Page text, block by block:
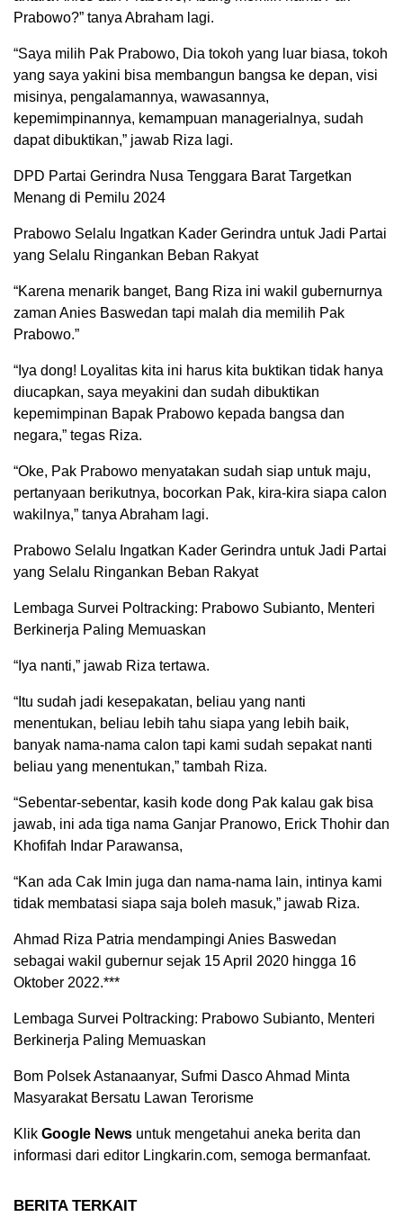
Prabowo?” tanya Abraham lagi.
“Saya milih Pak Prabowo, Dia tokoh yang luar biasa, tokoh
yang saya yakini bisa membangun bangsa ke depan, visi
misinya, pengalamannya, wawasannya,
kepemimpinannya, kemampuan managerialnya, sudah
dapat dibuktikan,” jawab Riza lagi.
DPD Partai Gerindra Nusa Tenggara Barat Targetkan
Menang di Pemilu 2024
Prabowo Selalu Ingatkan Kader Gerindra untuk Jadi Partai
yang Selalu Ringankan Beban Rakyat
“Karena menarik banget, Bang Riza ini wakil gubernurnya
zaman Anies Baswedan tapi malah dia memilih Pak
Prabowo.”
“Iya dong! Loyalitas kita ini harus kita buktikan tidak hanya
diucapkan, saya meyakini dan sudah dibuktikan
kepemimpinan Bapak Prabowo kepada bangsa dan
negara,” tegas Riza.
“Oke, Pak Prabowo menyatakan sudah siap untuk maju,
pertanyaan berikutnya, bocorkan Pak, kira-kira siapa calon
wakilnya,” tanya Abraham lagi.
Prabowo Selalu Ingatkan Kader Gerindra untuk Jadi Partai
yang Selalu Ringankan Beban Rakyat
Lembaga Survei Poltracking: Prabowo Subianto, Menteri
Berkinerja Paling Memuaskan
“Iya nanti,” jawab Riza tertawa.
“Itu sudah jadi kesepakatan, beliau yang nanti
menentukan, beliau lebih tahu siapa yang lebih baik,
banyak nama-nama calon tapi kami sudah sepakat nanti
beliau yang menentukan,” tambah Riza.
“Sebentar-sebentar, kasih kode dong Pak kalau gak bisa
jawab, ini ada tiga nama Ganjar Pranowo, Erick Thohir dan
Khofifah Indar Parawansa,
“Kan ada Cak Imin juga dan nama-nama lain, intinya kami
tidak membatasi siapa saja boleh masuk,” jawab Riza.
Ahmad Riza Patria mendampingi Anies Baswedan
sebagai wakil gubernur sejak 15 April 2020 hingga 16
Oktober 2022.***
Lembaga Survei Poltracking: Prabowo Subianto, Menteri
Berkinerja Paling Memuaskan
Bom Polsek Astanaanyar, Sufmi Dasco Ahmad Minta
Masyarakat Bersatu Lawan Terorisme
Klik Google News untuk mengetahui aneka berita dan
informasi dari editor Lingkarin.com, semoga bermanfaat.
BERITA TERKAIT